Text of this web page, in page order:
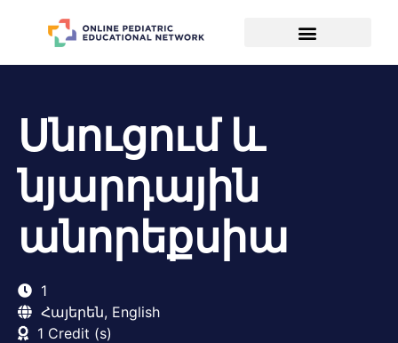
Սնուցում և
նյարդային
անորեքսիա
1
Հայերեն, English
1 Credit (s)